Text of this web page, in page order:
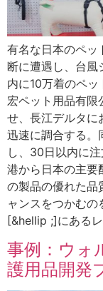
有名な日本のペッ
断に遭遇し、台風
内に10万着のペ
宏ペット用品有限
せ、長江デルタに
迅速に調合する。
し、30日以内に
港から日本の主要
の製品の優れた品
ャンスをつかむの
[&hellip ;]にある
事例：ウォ
護用品開発